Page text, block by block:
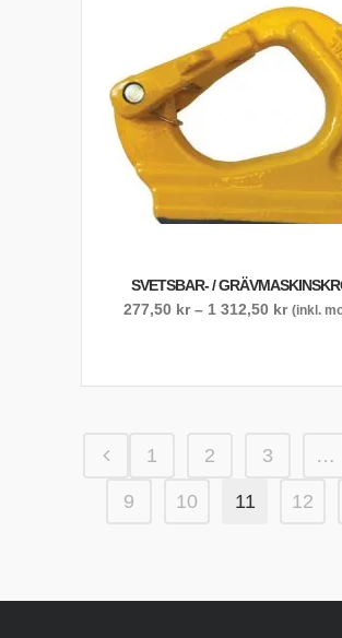
SVETSBAR- /
277,50 kr – 1 312,50 kr (inkl.
1 2 3 …
9 10 11 12